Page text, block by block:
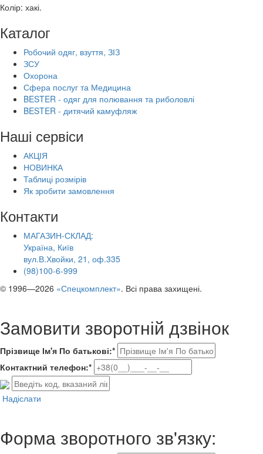
Колір: хакі.
Каталог
Робочий одяг, взуття, ЗІЗ
ЗСУ
Охорона
Сфера послуг та Медицина
BESTER - одяг для полювання та риболовлі
BESTER - дитячий камуфляж
Наші сервіси
АКЦІЯ
НОВИНКА
Таблиці розмірів
Як зробити замовлення
Контакти
МАГАЗИН-СКЛАД:
Україна, Київ
вул.В.Хвойки, 21, оф.335
(98)100-6-999
© 1996—2026 «Спецкомплект». Всі права захищені.
Замовити зворотній дзвінок
Прізвище Ім'я По батькові:*
Контактний телефон:*
Надіслати
Форма зворотного зв'язку: